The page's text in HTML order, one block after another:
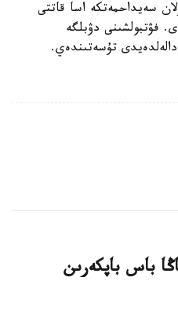
سەيداحمەتكە اسا قاتتى
فۋتبولشىنى دۋبلگە
تۇسەتىندەي.
باس باپكەرىن